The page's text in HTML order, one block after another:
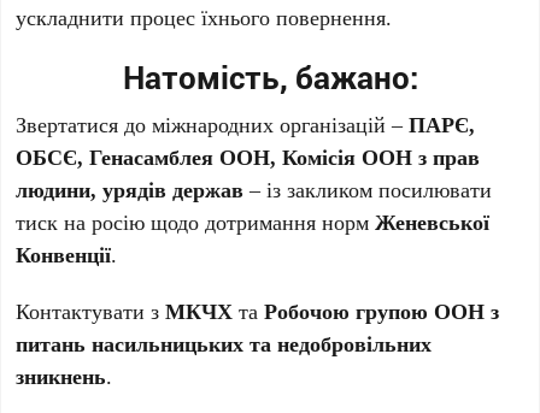
ускладнити процес їхнього повернення.
Натомість, бажано:
Звертатися до міжнародних організацій –ПАРЄ,
ОБСЄ, Генасамблея ООН, Комісія ООН з прав
людини, урядів держав– із закликом посилювати
тиск на росію щодо дотримання нормЖеневської
Конвенції.
Контактувати зМКЧХ таРобочою групою ООН з
питань насильницьких та недобровільних
зникнень.